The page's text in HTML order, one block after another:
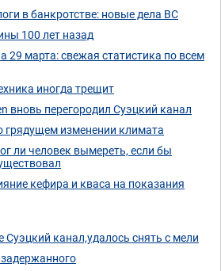
в банкротстве: новые дела ВС
100 лет назад
29 марта: свежая статистика по всем
иногда трещит
вновь перегородил Суэцкий канал
грядущем изменении климата
ли человек вымереть, если бы
кефира и кваса на показания
канал,удалось снять с мели